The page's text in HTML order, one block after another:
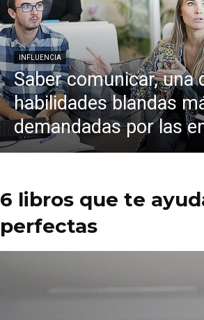
INFLUENCIA
Saber comunicar, una
habilidades blandas
demandadas por las
6 libros que te
perfectas